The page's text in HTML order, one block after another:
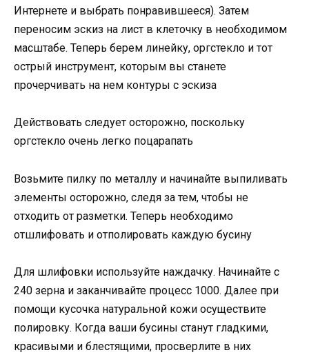
Интернете и выбрать понравившееся). Затем
переносим эскиз на лист в клеточку в необходимом
масштабе. Теперь берем линейку, оргстекло и тот
острый инструмент, которым вы станете
прочерчивать на нем контуры с эскиза
Действовать следует осторожно, поскольку
оргстекло очень легко поцарапать
Возьмите пилку по металлу и начинайте выпиливать
элементы осторожно, следя за тем, чтобы не
отходить от разметки. Теперь необходимо
отшлифовать и отполировать каждую бусину
Для шлифовки используйте наждачку. Начинайте с
240 зерна и заканчивайте процесс 1000. Далее при
помощи кусочка натуральной кожи осуществите
полировку. Когда ваши бусины станут гладкими,
красивыми и блестящими, просверлите в них